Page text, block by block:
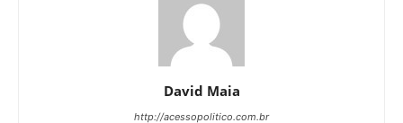
David Maia
http://acessopolitico.com.br